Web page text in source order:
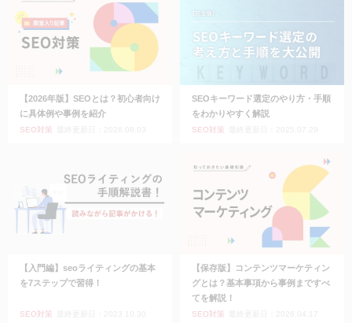
【2026年版】SEOとは？初心者向け
に具体例や事例を紹介
SEO対策
SEOキーワード選定のやり方・手順
をわかりやすく解説
SEO対策
【入門編】seoライティングの基本
を7ステップで習得！
SEO対策
【保存版】コンテンツマーケティン
グとは？基本事項から事例まですべ
てを解説！
SEO対策